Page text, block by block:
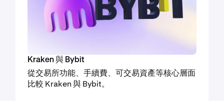
Kraken 與 Bybit
從交易所功能、手續費、可交易資產等核心層面
比較 Kraken 與 Bybit。